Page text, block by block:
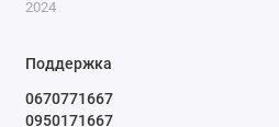
2024
Поддержка
0670771667
0950171667